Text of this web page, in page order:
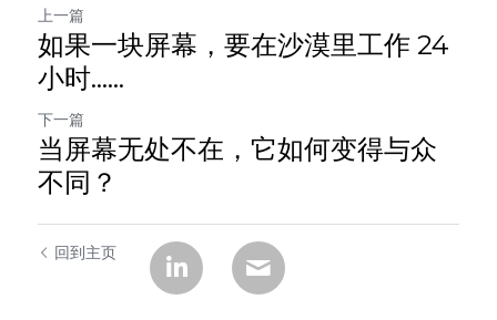
上一篇
如果一块屏幕，要在沙漠里工作 24
小时……
下一篇
当屏幕无处不在，它如何变得与众
不同？
回到主页